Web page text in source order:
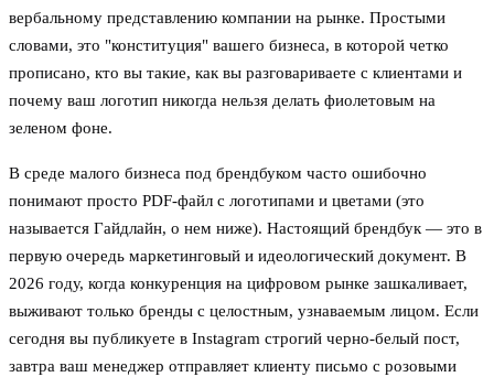
вербальному представлению компании на рынке. Простыми
словами, это "конституция" вашего бизнеса, в которой четко
прописано, кто вы такие, как вы разговариваете с клиентами и
почему ваш логотип никогда нельзя делать фиолетовым на
зеленом фоне.
В среде малого бизнеса под брендбуком часто ошибочно
понимают просто PDF-файл с логотипами и цветами (это
называется Гайдлайн, о нем ниже). Настоящий брендбук — это в
первую очередь маркетинговый и идеологический документ. В
2026 году, когда конкуренция на цифровом рынке зашкаливает,
выживают только бренды с целостным, узнаваемым лицом. Если
сегодня вы публикуете в Instagram строгий черно-белый пост,
завтра ваш менеджер отправляет клиенту письмо с розовыми